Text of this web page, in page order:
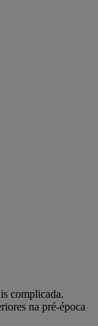
complicada.
na pré-época